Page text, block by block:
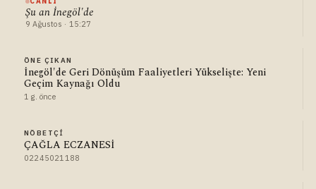
Şu an İnegöl'de
9 Ağustos · 15:27
ÖNE ÇIKAN
İnegöl'de Geri Dönüşüm Faaliyetleri Yükselişte: Yeni
Geçim Kaynağı Oldu
1 g. önce
NÖBETÇI
ÇAĞLA ECZANESİ
02245021188